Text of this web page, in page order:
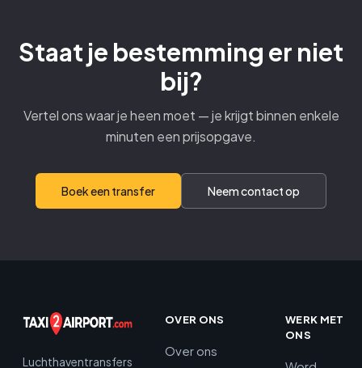
Staat je bestemming er niet
bij?
Vertel ons waar je heen moet — je krijgt binnen enkele
minuten een prijsopgave.
Boek een transfer Neem contact op
Luchthaventransfers
OVER ONS
Over ons
WERK MET
ONS